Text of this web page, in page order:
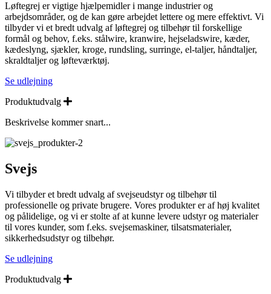
Løftegrej er vigtige hjælpemidler i mange industrier og
arbejdsområder, og de kan gøre arbejdet lettere og mere effektivt. Vi
tilbyder vi et bredt udvalg af løftegrej og tilbehør til forskellige
formål og behov, f.eks. stålwire, kranwire, hejseladswire, kæder,
kædeslyng, sjækler, kroge, rundsling, surringe, el-taljer, håndtaljer,
skraldtaljer og løfteværktøj.
Se udlejning
Produktudvalg
Expand
Beskrivelse kommer snart...
Svejs
Vi tilbyder et bredt udvalg af svejseudstyr og tilbehør til
professionelle og private brugere. Vores produkter er af høj kvalitet
og pålidelige, og vi er stolte af at kunne levere udstyr og materialer
til vores kunder, som f.eks. svejsemaskiner, tilsatsmaterialer,
sikkerhedsudstyr og tilbehør.
Se udlejning
Produktudvalg
Expand